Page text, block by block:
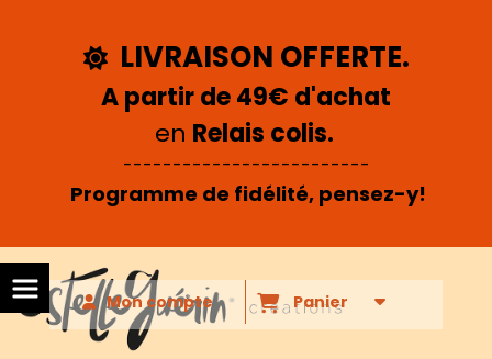
 LIVRAISON OFFERTE.
A partir de 49€ d'achat
en Relais colis.
-------------------------
Programme de fidélité, pensez-y!
Mon compte Panier